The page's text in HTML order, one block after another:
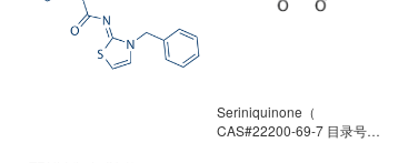
Seriniquinone（
CAS#22200-69-7 目录号